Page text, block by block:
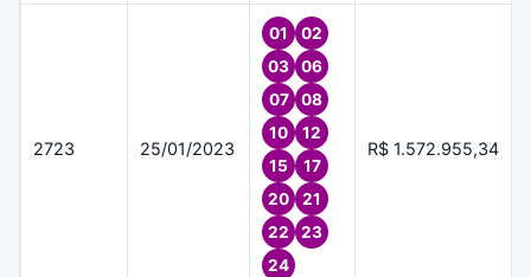
2723 25/01/2023
01
02
03
06
07
08
10
12
15
17
20
21
22
23
24
R$ 1.572.955,34